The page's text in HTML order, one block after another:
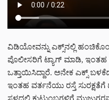
ವಿಡಿಯೋವನ್ನು ಎಕ್ಸ್‌ನಲ್ಲಿ
ಪೊಲೀಸರಿಗೆ ಟ್ಯಾಗ್ ಮಾಡಿ, ಇಂತಹ
ಒತ್ತಾಯಿಸಿದ್ದಾರೆ. ಅನೇಕ ಎಕ್ಸ್
ಇಂತಹ ವರ್ತನೆಯು ರಸ್ತೆ